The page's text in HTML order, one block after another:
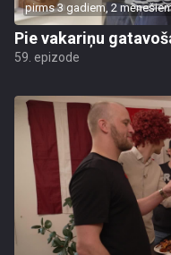
pirms 3 gadiem, 2
Pie vakariņu
59. epizode